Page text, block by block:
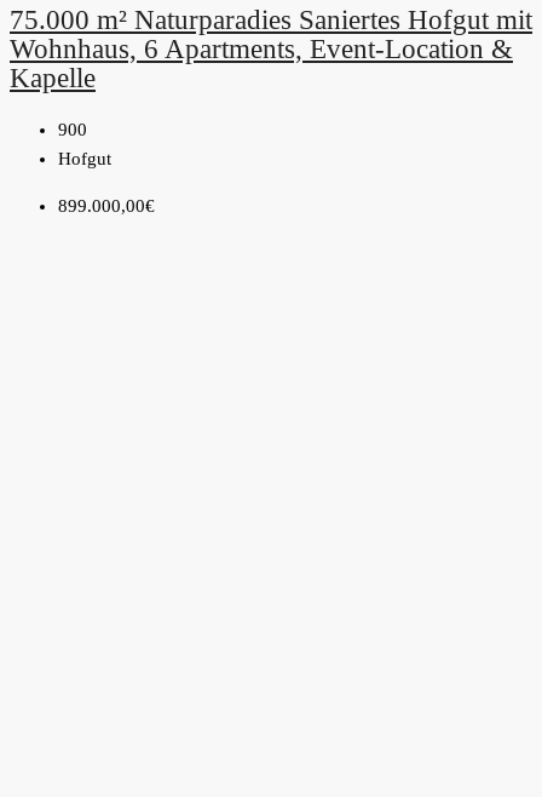
75.000 m² Naturparadies Saniertes Hofgut mit
Wohnhaus, 6 Apartments, Event-Location &
Kapelle
900
Hofgut
899.000,00€